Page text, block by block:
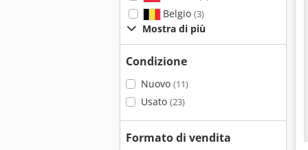
Belgio (3)
Mostra di più
Condizione
Nuovo (11)
Usato (23)
Formato di vendita